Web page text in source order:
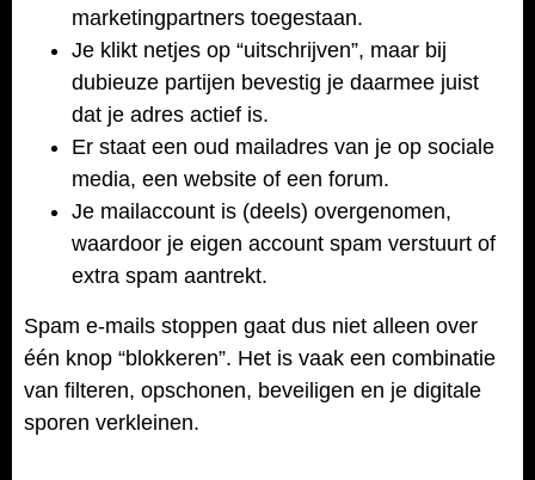
marketingpartners toegestaan.
Je klikt netjes op “uitschrijven”, maar bij
dubieuze partijen bevestig je daarmee juist
dat je adres actief is.
Er staat een oud mailadres van je op sociale
media, een website of een forum.
Je mailaccount is (deels) overgenomen,
waardoor je eigen account spam verstuurt of
extra spam aantrekt.
Spam e-mails stoppen gaat dus niet alleen over
één knop “blokkeren”. Het is vaak een combinatie
van filteren, opschonen, beveiligen en je digitale
sporen verkleinen.